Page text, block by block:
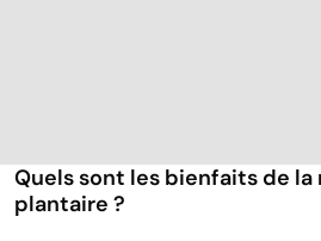
Quels sont les bienfaits de la
plantaire ?